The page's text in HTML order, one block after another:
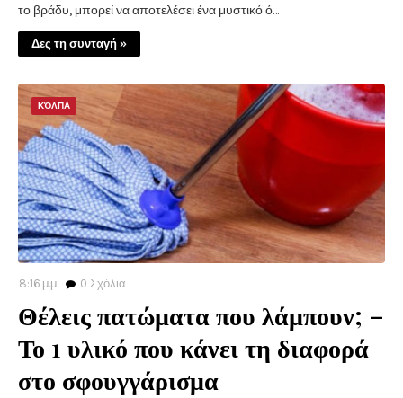
το βράδυ, μπορεί να αποτελέσει ένα μυστικό ό…
Δες τη συνταγή »
ΚΌΛΠΑ
8:16 μ.μ. 0 Σχόλια
Θέλεις πατώματα που λάμπουν; –
Το 1 υλικό που κάνει τη διαφορά
στο σφουγγάρισμα